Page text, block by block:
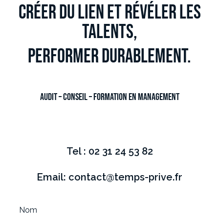
CRÉER DU LIEN et RÉVÉLER lES
TALENTS,
PERFORMER DURABLEMENT.
AUDIT – CONSEIL – FORMATION EN MANAGEMENT
Tel : 02 31 24 53 82
Email: contact@temps-prive.fr